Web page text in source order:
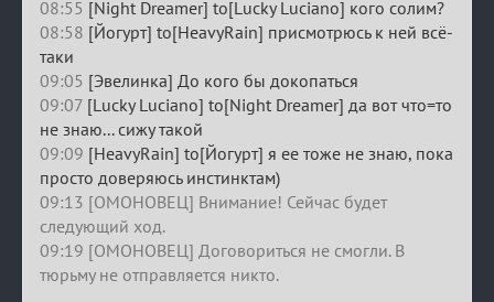
08:55 [Night Dreamer] to[Lucky Luciano] кого солим?
08:58 [Йогурт] to[HeavyRain] присмотрюсь к ней всё-
таки
09:05 [Эвелинка] До кого бы докопаться
09:07 [Lucky Luciano] to[Night Dreamer] да вот что=то
не знаю... сижу такой
09:09 [HeavyRain] to[Йогурт] я ее тоже не знаю, пока
просто доверяюсь инстинктам)
09:13 [ОМОНОВЕЦ] Внимание! Сейчас будет
следующий ход.
09:19 [ОМОНОВЕЦ] Договориться не смогли. В
тюрьму не отправляется никто.